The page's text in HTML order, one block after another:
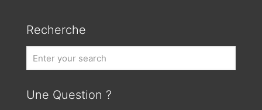
Recherche
Une Question ?